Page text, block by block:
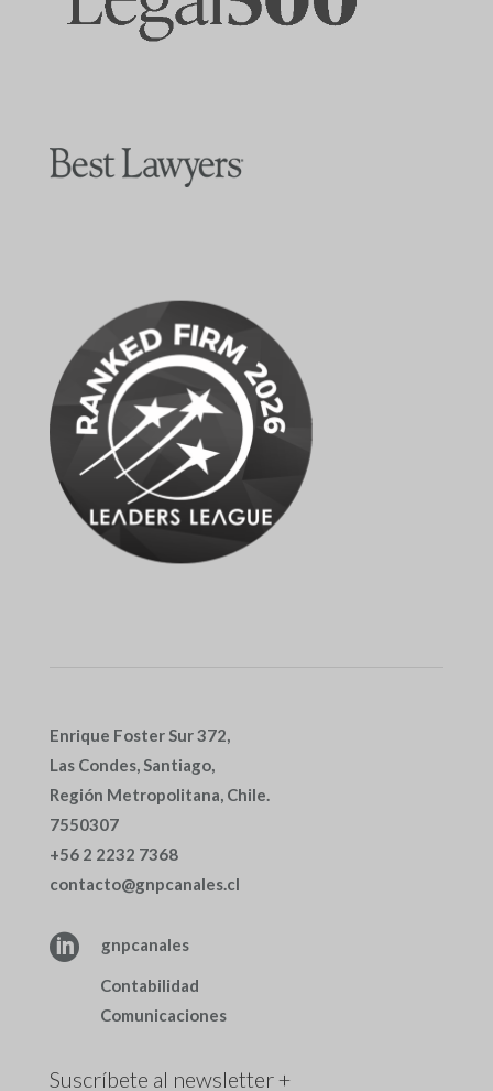
Enrique Foster Sur 372,
Las Condes, Santiago,
Región Metropolitana, Chile.
7550307
+56 2 2232 7368
contacto@gnpcanales.cl
 gnpcanales
Contabilidad
Comunicaciones
Suscríbete al newsletter +